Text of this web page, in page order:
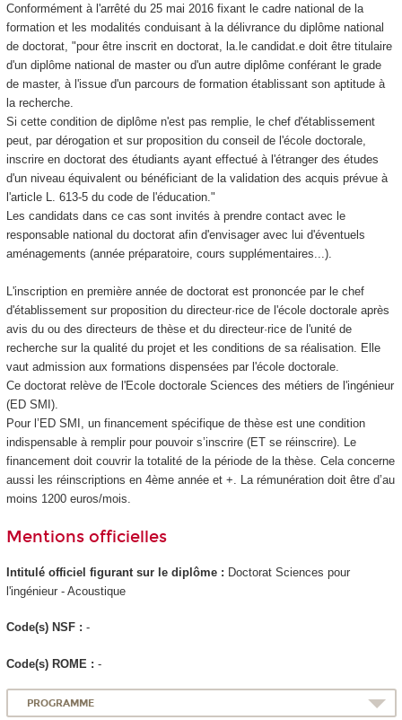
Conformément à l'arrêté du 25 mai 2016 fixant le cadre national de la
formation et les modalités conduisant à la délivrance du diplôme national
de doctorat, "pour être inscrit en doctorat, la.le candidat.e doit être titulaire
d'un diplôme national de master ou d'un autre diplôme conférant le grade
de master, à l'issue d'un parcours de formation établissant son aptitude à
la recherche.
Si cette condition de diplôme n'est pas remplie, le chef d'établissement
peut, par dérogation et sur proposition du conseil de l'école doctorale,
inscrire en doctorat des étudiants ayant effectué à l'étranger des études
d'un niveau équivalent ou bénéficiant de la validation des acquis prévue à
l'article L. 613-5 du code de l'éducation."
Les candidats dans ce cas sont invités à prendre contact avec le
responsable national du doctorat afin d'envisager avec lui d'éventuels
aménagements (année préparatoire, cours supplémentaires...).
L'inscription en première année de doctorat est prononcée par le chef
d'établissement sur proposition du directeur·rice de l'école doctorale après
avis du ou des directeurs de thèse et du directeur·rice de l'unité de
recherche sur la qualité du projet et les conditions de sa réalisation. Elle
vaut admission aux formations dispensées par l'école doctorale.
Ce doctorat relève de l'Ecole doctorale Sciences des métiers de l'ingénieur
(ED SMI).
Pour l’ED SMI, un financement spécifique de thèse est une condition
indispensable à remplir pour pouvoir s’inscrire (ET se réinscrire). Le
financement doit couvrir la totalité de la période de la thèse. Cela concerne
aussi les réinscriptions en 4ème année et +. La rémunération doit être d’au
moins 1200 euros/mois.
Mentions officielles
Intitulé officiel figurant sur le diplôme : Doctorat Sciences pour
l'ingénieur - Acoustique
Code(s) NSF : -
Code(s) ROME : -
PROGRAMME